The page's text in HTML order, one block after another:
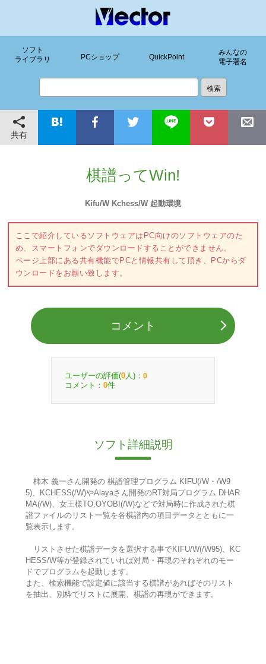
ソフト
ライブラリ
PCショップ QuickPoint
みんなの
電子署名
共有
棋譜ってWin!
Kifu/W Kchess/W 起動環境
ここで紹介しているソフトウェアはPC向けのソフトウェアのた
め、スマートフォンでダウンロードすることができません。
ページ上部にある共有機能でPCと情報共有して頂き、PCからダ
ウンロードをお願い致します。
コメント
ユーザーの評価(0 人)： 0
コメント： 0件
ソフト詳細説明
柿木 義一さん開発の 棋譜管理プログラム KIFU(/W・/W9
5)、KCHESS(/W)やAlayaさん開発のRT対局プログラム DHAR
MA(/W)、女王様TO.OYOBI(/W)などで対局時に作成された棋
譜ファイルのリスト一覧を各棋譜内の項目データとともに一
覧表示します。
リストさせた棋譜データを選択する事でKIFU/W(/W95)、KC
HESS/W等が登録されていれば対局・再現のそれぞれのモー
ドでプログラムを起動します。
また、検索機能で設定値に該当する棋譜があればそのリスト
を抽出、別枠でリストに展開、棋譜の再現ができます。